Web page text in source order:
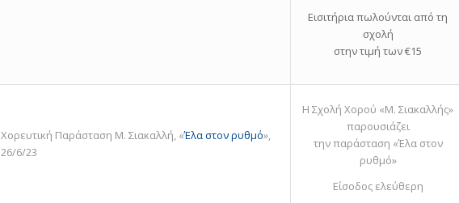
Εισιτήρια πωλούνται από τη
σχολή
στην τιμή των €15
Χορευτική Παράσταση Μ. Σιακαλλή, «Έλα στον ρυθμό»,
26/6/23
Η Σχολή Χορού «Μ. Σιακαλλής»
παρουσιάζει
την παράσταση «Έλα στον
ρυθμό»
Είσοδος ελεύθερη